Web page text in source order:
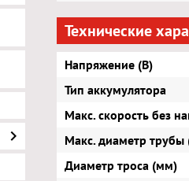
Технические
Напряжение (В)
Тип аккумулятора
Макс. скорость без
Макс. диаметр
Диаметр троса (мм)